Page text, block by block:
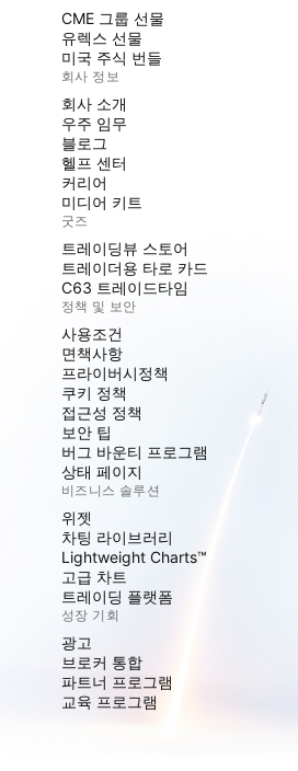
CME 그룹 선물
유렉스 선물
미국 주식 번들
회사 정보
회사 소개
우주 임무
블로그
헬프 센터
커리어
미디어 키트
굿즈
트레이딩뷰 스토어
트레이더용 타로 카드
C63 트레이드타임
정책 및 보안
사용조건
면책사항
프라이버시정책
쿠키 정책
접근성 정책
보안 팁
버그 바운티 프로그램
상태 페이지
비즈니스 솔루션
위젯
차팅 라이브러리
Lightweight Charts™
고급 차트
트레이딩 플랫폼
성장 기회
광고
브로커 통합
파트너 프로그램
교육 프로그램